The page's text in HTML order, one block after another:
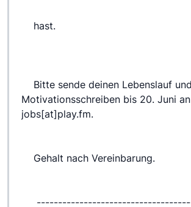
hast.
Motivationsschreiben bis 20. Juni an
jobs[at]play.fm.
Gehalt nach Vereinbarung.